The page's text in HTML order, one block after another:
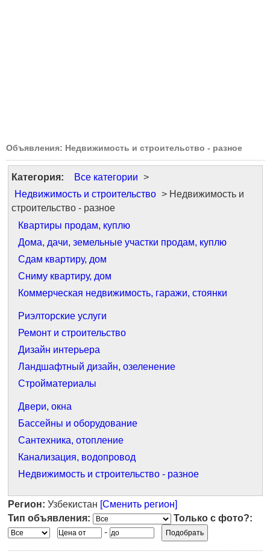
Объявления: Недвижимость и строительство - разное
Категория: Все категории >
Недвижимость и строительство > Недвижимость и
строительство - разное
Квартиры продам, куплю
Дома, дачи, земельные участки продам, куплю
Сдам квартиру, дом
Сниму квартиру, дом
Коммерческая недвижимость, гаражи, стоянки
Риэлторские услуги
Ремонт и строительство
Дизайн интерьера
Ландшафтный дизайн, озеленение
Стройматериалы
Двери, окна
Бассейны и оборудование
Сантехника, отопление
Канализация, водопровод
Недвижимость и строительство - разное
Регион: Узбекистан [Сменить регион]
Тип объявления:
Только с фото?:
-